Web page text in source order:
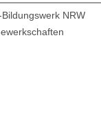
Bildungswerk NRW